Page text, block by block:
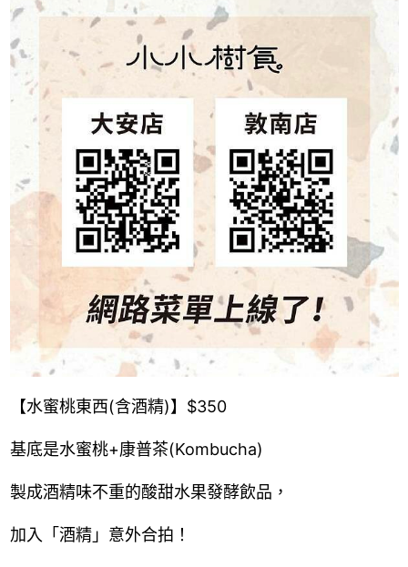
【水蜜桃東西(含酒精)】$350
基底是水蜜桃+康普茶(Kombucha)
製成酒精味不重的酸甜水果發酵飲品，
加入「酒精」意外合拍！